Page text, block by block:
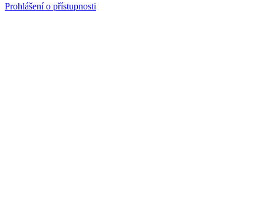
Prohlášení o přístupnosti